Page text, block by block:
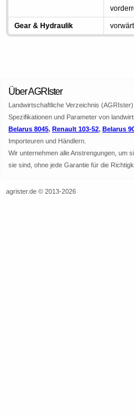
Gear & Hydraulik
Über AGRIster
Landwirtschaftliche Verzeichnis
Spezifikationen und Parameter von
Belarus 8045, Renault 103-52, Belarus
Importeuren und Händlern.
Wir unternehmen alle Anstrengungen, um
sie sind, ohne jede Garantie für die
agrister.de © 2013-2026